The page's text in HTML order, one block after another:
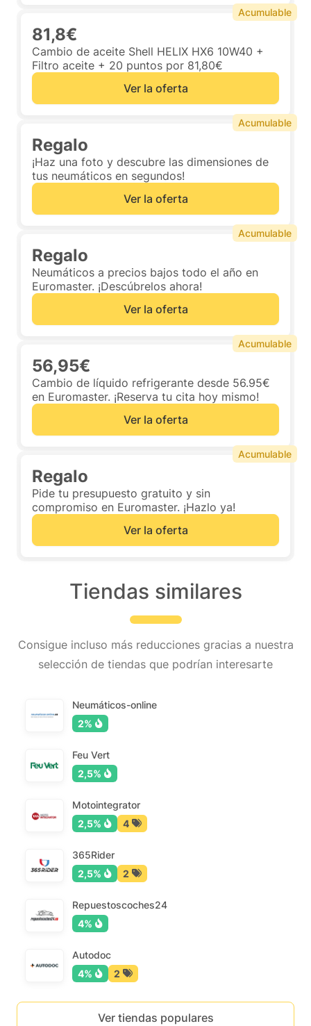
81,8€
Cambio de aceite Shell HELIX HX6 10W40 +
Filtro aceite + 20 puntos por 81,80€
Ver la oferta
Acumulable
Regalo
¡Haz una foto y descubre las dimensiones de
tus neumáticos en segundos!
Ver la oferta
Acumulable
Regalo
Neumáticos a precios bajos todo el año en
Euromaster. ¡Descúbrelos ahora!
Ver la oferta
Acumulable
56,95€
Cambio de líquido refrigerante desde 56.95€
en Euromaster. ¡Reserva tu cita hoy mismo!
Ver la oferta
Acumulable
Regalo
Pide tu presupuesto gratuito y sin
compromiso en Euromaster. ¡Hazlo ya!
Ver la oferta
Acumulable
Tiendas similares
Consigue incluso más reducciones gracias a nuestra
selección de tiendas que podrían interesarte
Neumáticos-online
2%
Feu Vert
2,5%
Motointegrator
2,5%
4
365Rider
2,5%
2
Repuestoscoches24
4%
Autodoc
4%
2
Ver tiendas populares